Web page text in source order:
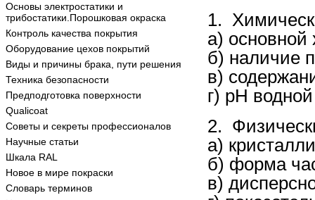
Основы электростатики и
трибостатики.Порошковая окраска
Контроль качества покрытия
Оборудование цехов покрытий
Виды и причины брака, пути решения
Техника безопасности
Предподготовка поверхности
Qualicoat
Советы и секреты профессионалов
Научные статьи
Шкала RAL
Новое в мире покраски
Словарь терминов
1.
а) основной
б) наличие
в)
г) рН
2.
а)
б) форма
в)